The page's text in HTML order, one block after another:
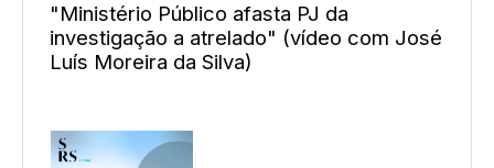
"Ministério Público afasta PJ da
investigação a atrelado" (vídeo com José
Luís Moreira da Silva)